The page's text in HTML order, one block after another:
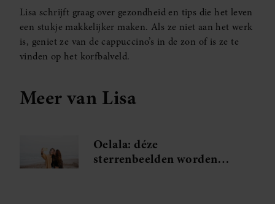
Lisa schrijft graag over gezondheid en tips die het leven
een stukje makkelijker maken. Als ze niet aan het werk
is, geniet ze van de cappuccino’s in de zon of is ze te
vinden op het korfbalveld.
Meer van Lisa
Oelala: déze
sterrenbeelden worden